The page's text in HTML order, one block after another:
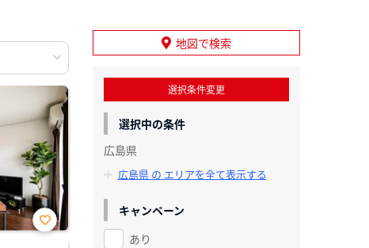
お気
地図で検索
選択条件変更
選択中の条件
広島県
広島県 の エリアを全て表示する
キャンペーン
あり